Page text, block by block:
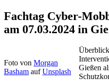
Fachtag Cyber-
am 07.03.2024 in
Foto von Morgan
Basham aufUnsplash
Gießen